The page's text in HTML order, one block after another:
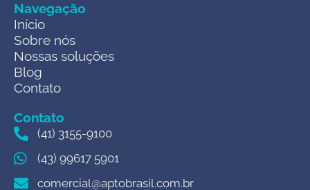
Navegação
Início
Sobre nós
Nossas soluções
Blog
Contato
Contato
(41) 3155-9100
(43) 99617 5901
comercial@aptobrasil.com.br